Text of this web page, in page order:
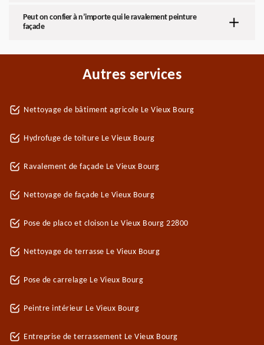
Peut on confier à n’importe qui le ravalement peinture
façade
Autres services
Nettoyage de bâtiment agricole Le Vieux Bourg
Hydrofuge de toiture Le Vieux Bourg
Ravalement de façade Le Vieux Bourg
Nettoyage de façade Le Vieux Bourg
Pose de placo et cloison Le Vieux Bourg 22800
Nettoyage de terrasse Le Vieux Bourg
Pose de carrelage Le Vieux Bourg
Peintre intérieur Le Vieux Bourg
Entreprise de terrassement Le Vieux Bourg